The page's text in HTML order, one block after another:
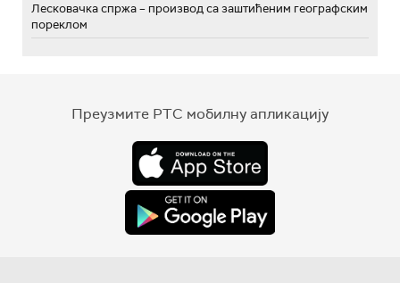
Лесковачка спржа – производ са заштићеним географским
пореклом
Преузмите РТС мобилну апликацију